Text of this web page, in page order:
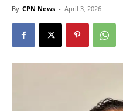
By CPN News - April 3, 2026